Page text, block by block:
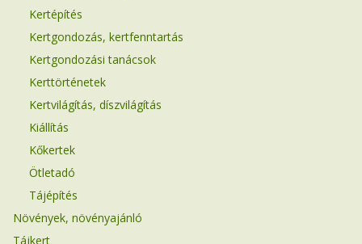
Kertépítés
Kertgondozás, kertfenntartás
Kertgondozási tanácsok
Kerttörténetek
Kertvilágítás, díszvilágítás
Kiállítás
Kőkertek
Ötletadó
Tájépítés
Növények, növényajánló
Tájkert